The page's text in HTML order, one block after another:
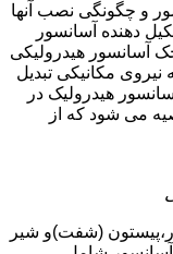
و چگونگی نصب آنها
دهنده آسانسور
آسانسور هیدرولیکی
مکانیکی تبدیل
هیدرولیک در
می شود که از
(شفت)و شیر